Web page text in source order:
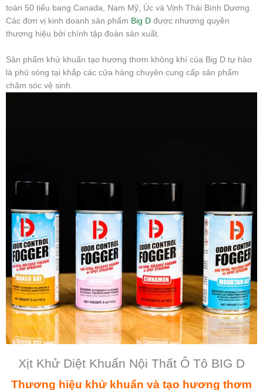
toàn 50 tiểu bang Canada, Nam Mỹ, Úc và Vịnh Thái Bình Dương.
Các đơn vị kinh doanh sản phẩm Big D được nhượng quyền
thương hiệu bởi chính tập đoàn sản xuất.
Sản phẩm khử khuẩn tạo hương thơm không khí của Big D tự hào
là phủ sóng tại khắp các cửa hàng chuyên cung cấp sản phẩm
chăm sóc vệ sinh.
Xịt Khử Diệt Khuẩn Nội Thất Ô Tô BIG D
Thương hiệu khử khuẩn và tạo hương thơm